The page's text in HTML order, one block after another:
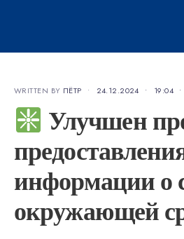
WRITTEN BY ПЁТР • 24.12.2024 • 19:04 •
Улучшен
информации о
окружающей